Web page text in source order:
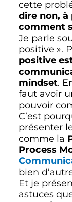
cette
dire non,
comment
Je parle
positive ».
positive
mindset.
faut avoir
pouvoir
C’est
présenter
comme la
Process
bien
Et je
astuces